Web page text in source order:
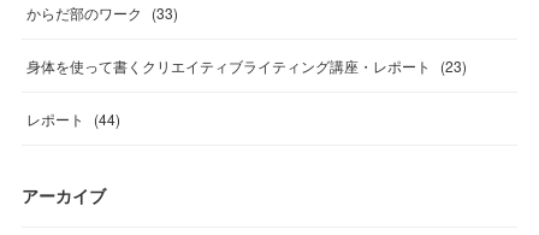
からだ部のワーク (33)
身体を使って書くクリエイティブライティング講座・レポート (23)
レポート (44)
アーカイブ